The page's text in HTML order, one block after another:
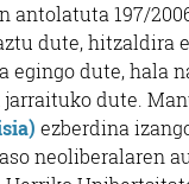
antolatuta 197/
dute, hitzaldira
egingo dute, hala
dute.
ezberdina
neoliberalaren